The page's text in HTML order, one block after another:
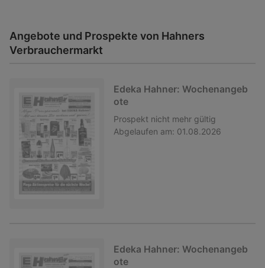
Angebote und Prospekte von Hahners
Verbrauchermarkt
Edeka Hahner: Wochenangeb
ote
Prospekt nicht mehr gültig
Abgelaufen am: 01.08.2026
Edeka Hahner: Wochenangeb
ote